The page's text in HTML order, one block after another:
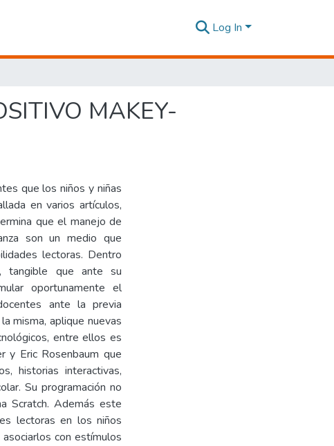
Log In
MAKEY-
que los niños y niñas
en varios artículos,
que el manejo de
son un medio que
lectoras. Dentro
tangible que ante su
oportunamente el
ante la previa
misma, aplique nuevas
entre ellos es
y Eric Rosenbaum que
historias interactivas,
Su programación no
Scratch. Además este
lectoras en los niños
con estímulos